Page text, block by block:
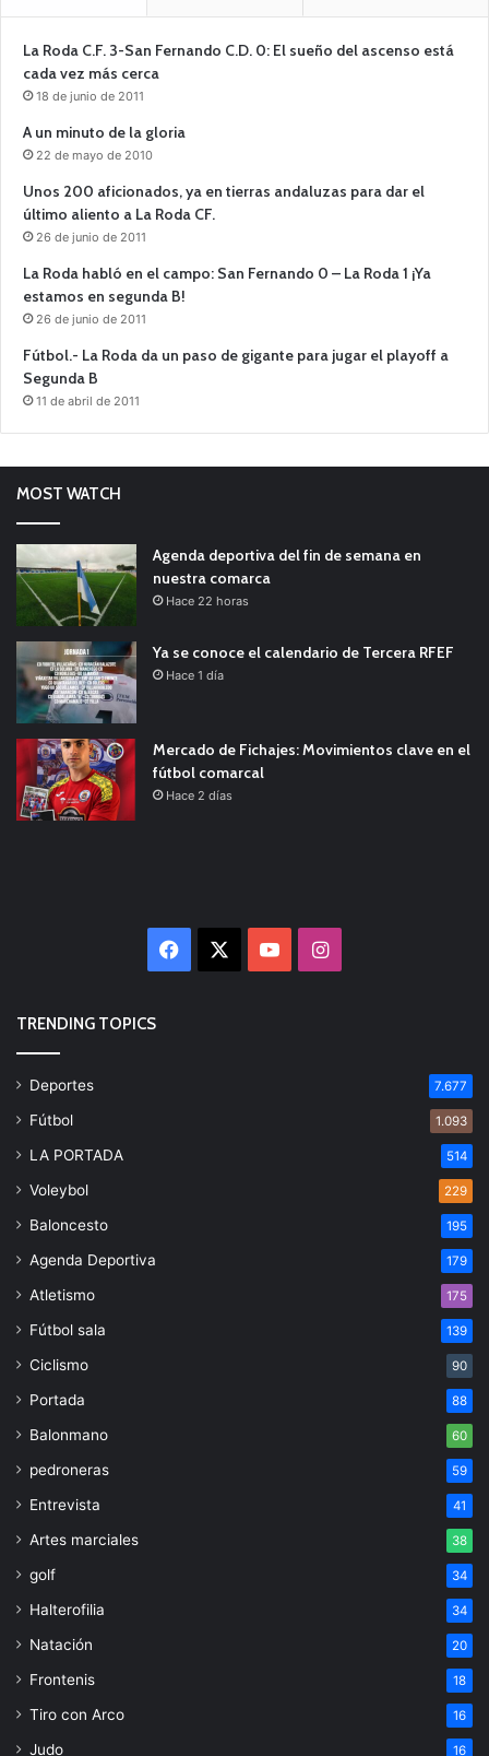
La Roda C.F. 3-San Fernando C.D. 0: El sueño del ascenso está
cada vez más cerca
18 de junio de 2011
A un minuto de la gloria
22 de mayo de 2010
Unos 200 aficionados, ya en tierras andaluzas para dar el
último aliento a La Roda CF.
26 de junio de 2011
La Roda habló en el campo: San Fernando 0 – La Roda 1 ¡Ya
estamos en segunda B!
26 de junio de 2011
Fútbol.- La Roda da un paso de gigante para jugar el playoff a
Segunda B
11 de abril de 2011
MOST WATCH
Agenda deportiva del fin de semana en
nuestra comarca
Hace 22 horas
Ya se conoce el calendario de Tercera RFEF
Hace 1 día
Mercado de Fichajes: Movimientos clave en el
fútbol comarcal
Hace 2 días
Facebook YouTubeInstagram
TRENDING TOPICS
Deportes 7.677
Fútbol 1.093
LA PORTADA 514
Voleybol 229
Baloncesto 195
Agenda Deportiva 179
Atletismo 175
Fútbol sala 139
Ciclismo 90
Portada 88
Balonmano 60
pedroneras 59
Entrevista 41
Artes marciales 38
golf 34
Halterofilia 34
Natación 20
Frontenis 18
Tiro con Arco 16
Judo 16